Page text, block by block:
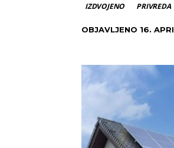
IZDVOJENO PRIVREDA
OBJAVLJENO 16.